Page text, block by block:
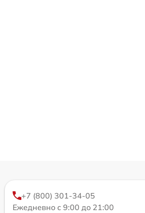
+7 (800) 301-34-05
Ежедневно с 9:00 до 21:00